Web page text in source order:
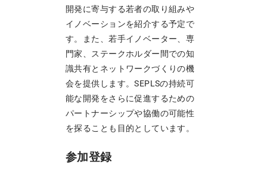
開発に寄与する若者の取り組みや
イノベーションを紹介する予定で
す。また、若手イノベーター、専
門家、ステークホルダー間での知
識共有とネットワークづくりの機
会を提供します。SEPLSの持続可
能な開発をさらに促進するための
パートナーシップや協働の可能性
を探ることも目的としています。
参加登録